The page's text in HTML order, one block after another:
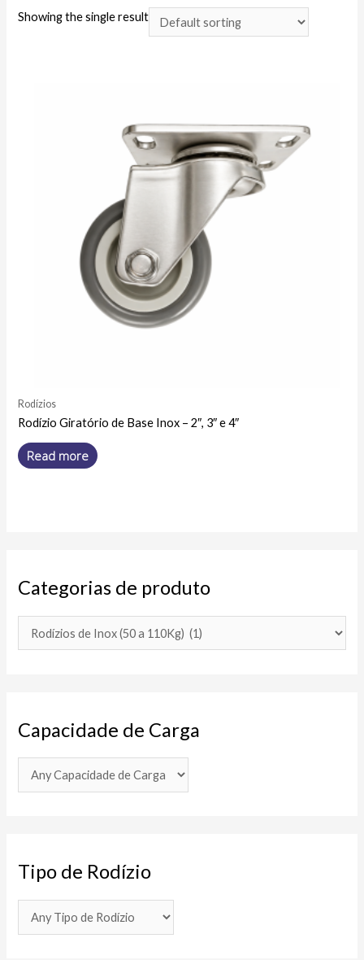
Showing the single result
Rodízios
Rodízio Giratório de Base Inox – 2″, 3″ e 4″
Read more
Categorias de produto
Capacidade de Carga
Tipo de Rodízio